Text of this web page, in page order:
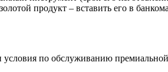
продукт – вставить его в
по обслуживанию